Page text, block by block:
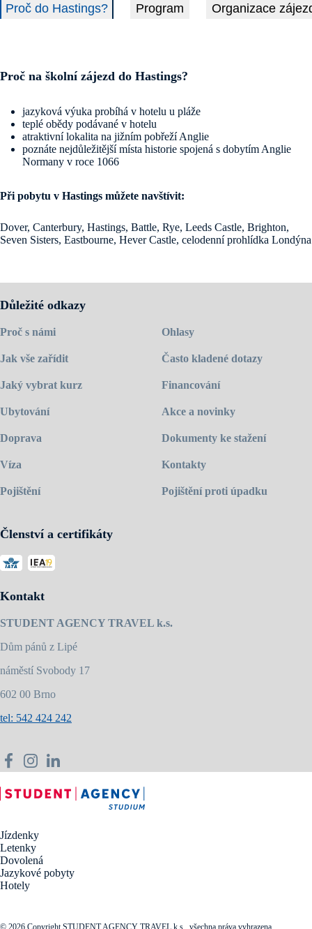
Proč do Hastings? Program Organizace
Proč na školní zájezd do Hastings?
jazyková výuka probíhá v hotelu u pláže
teplé obědy podávané v hotelu
atraktivní lokalita na jižním pobřeží Anglie
poznáte nejdůležitější místa historie spojená s dobytím Anglie
Normany v roce 1066
Při pobytu v Hastings můžete navštívit:
Dover, Canterbury, Hastings, Battle, Rye, Leeds Castle, Brighton,
Seven Sisters, Eastbourne, Hever Castle, celodenní prohlídka Londýna
Důležité odkazy
Proč s námi
Jak vše zařídit
Jaký vybrat kurz
Ubytování
Doprava
Víza
Pojištění
Ohlasy
Často kladené dotazy
Financování
Akce a novinky
Dokumenty ke stažení
Kontakty
Pojištění proti úpadku
Členství a certifikáty
Kontakt
STUDENT AGENCY TRAVEL k.s.
Dům pánů z Lipé
náměstí Svobody 17
602 00 Brno
tel: 542 424 242
Jízdenky
Letenky
Dovolená
Jazykové pobyty
Hotely